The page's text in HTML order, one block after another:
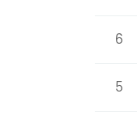
6
5